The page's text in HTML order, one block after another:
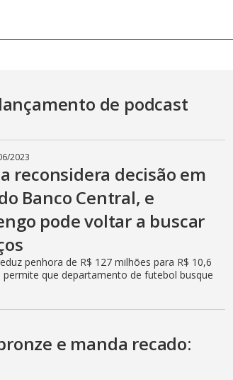
de podcast
2023
reconsidera decisão em
Banco Central, e
pode voltar a buscar
penhora de R$ 127 milhões para R$ 10,6
permite que departamento de futebol busque
e manda recado: